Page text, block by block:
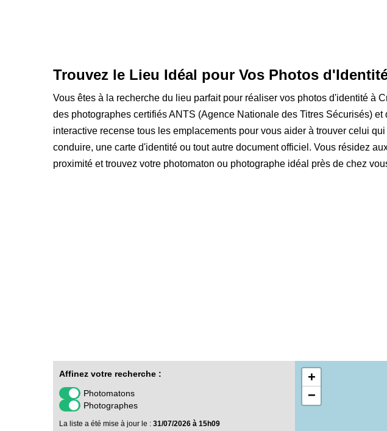
Trouvez le Lieu Idéal pour Vos Photos
Vous êtes à la recherche du lieu parfait pour réaliser vos photos d'identité à
des photographes certifiés ANTS (Agence Nationale des Titres Sécurisés)
interactive recense tous les emplacements pour vous aider à trouver celui
conduire, une carte d'identité ou tout autre document officiel. Vous résidez
proximité et trouvez votre photomaton ou photographe idéal près de chez
Affinez votre recherche :
Photomatons
Photographes
La liste a été mise à jour le : 31/07/2026 à 15h09
+
−